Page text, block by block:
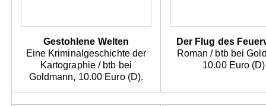
Gestohlene Welten
Eine Kriminalgeschichte der
Kartographie / btb bei
Goldmann, 10.00 Euro (D).
Der Flug des
Roman / btb bei
10.00 Euro